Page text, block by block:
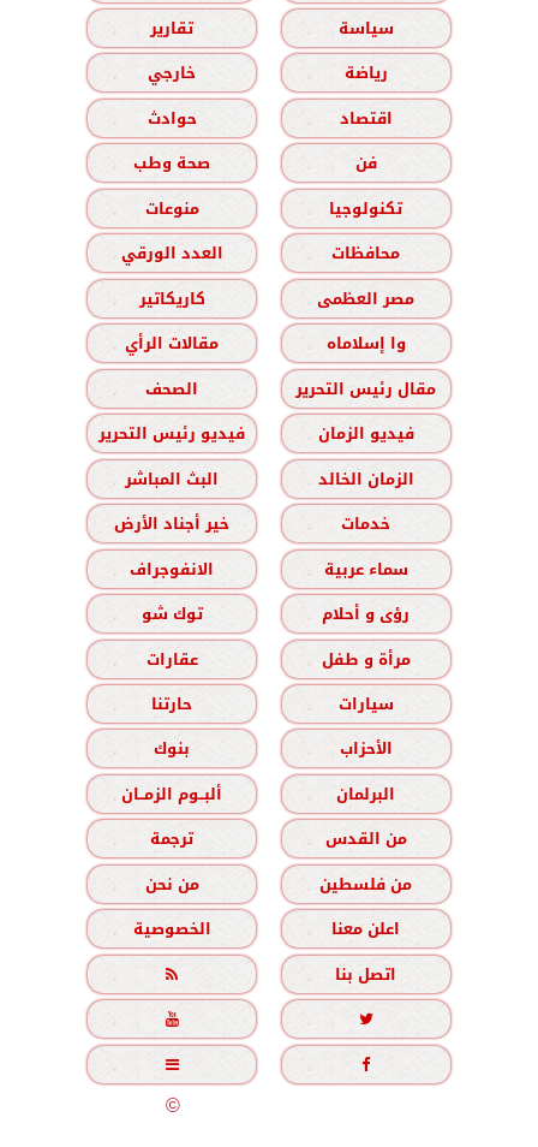
سياسة
تقارير
رياضة
خارجي
اقتصاد
حوادث
فن
صحة وطب
تكنولوجيا
منوعات
محافظات
العدد الورقي
مصر العظمى
كاريكاتير
وا إسلاماه
مقالات الرأي
مقال رئيس التحرير
الصحف
فيديو الزمان
فيديو رئيس التحرير
الزمان الخالد
البث المباشر
خدمات
خير أجناد الأرض
سماء عربية
الانفوجراف
رؤى و أحلام
توك شو
مرأة و طفل
عقارات
سيارات
حارتنا
الأحزاب
بنوك
البرلمان
ألبــوم الزمــان
من القدس
ترجمة
من فلسطين
من نحن
اعلن معنا
الخصوصية
اتصل بنا





جميع الحقوق محفوظة©